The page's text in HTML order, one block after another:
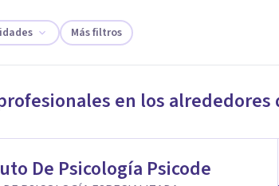
Más filtros
en los alrededores
De Psicología Psicode